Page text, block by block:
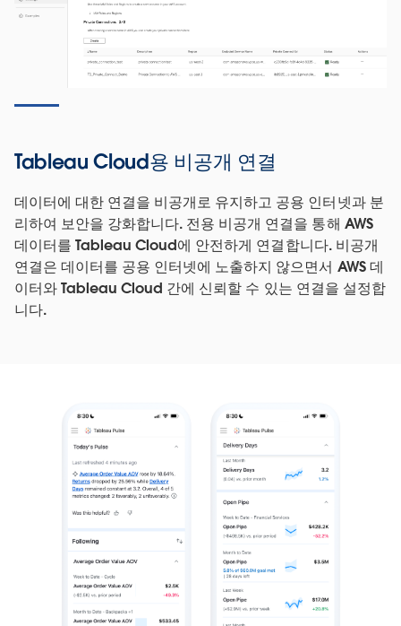
Tableau Cloud용 비공개 연결
데이터에 대한 연결을 비공개로 유지하고 공용 인터넷과 분
리하여 보안을 강화합니다. 전용 비공개 연결을 통해 AWS
데이터를 Tableau Cloud에 안전하게 연결합니다. 비공개
연결은 데이터를 공용 인터넷에 노출하지 않으면서 AWS 데
이터와 Tableau Cloud 간에 신뢰할 수 있는 연결을 설정합
니다.